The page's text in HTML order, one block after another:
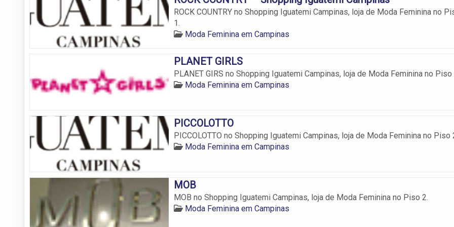
ROCK COUNTRY no Shopping Iguatemi Campinas, loja de Moda Feminina no
1.
Moda Feminina em Campinas
PLANET GIRLS
PLANET GIRS no Shopping Iguatemi Campinas, loja de Moda Feminina no Piso
Moda Feminina em Campinas
PICCOLOTTO
PICCOLOTTO no Shopping Iguatemi Campinas, loja de Moda Feminina no Piso
Moda Feminina em Campinas
MOB
MOB no Shopping Iguatemi Campinas, loja de Moda Feminina no Piso 2.
Moda Feminina em Campinas